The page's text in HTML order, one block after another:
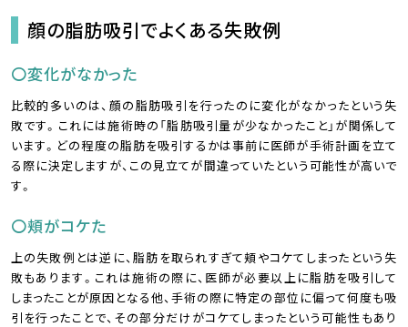
顔の脂肪吸引でよくある失敗例
〇変化がなかった
比較的多いのは、顔の脂肪吸引を行ったのに変化がなかったという失
敗です。これには施術時の「脂肪吸引量が少なかったこと」が関係して
います。どの程度の脂肪を吸引するかは事前に医師が手術計画を立て
る際に決定しますが、この見立てが間違っていたという可能性が高いで
す。
〇頬がコケた
上の失敗例とは逆に、脂肪を取られすぎて頬やコケてしまったという失
敗もあります。これは施術の際に、医師が必要以上に脂肪を吸引して
しまったことが原因となる他、手術の際に特定の部位に偏って何度も吸
引を行ったことで、その部分だけがコケてしまったという可能性もあり